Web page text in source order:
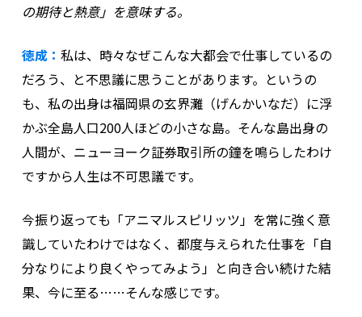
の期待と熱意」を意味する。
徳成： 私は、時々なぜこんな大都会で仕事しているの
だろう、と不思議に思うことがあります。というの
も、私の出身は福岡県の玄界灘（げんかいなだ）に浮
かぶ全島人口200人ほどの小さな島。そんな島出身の
人間が、ニューヨーク証券取引所の鐘を鳴らしたわけ
ですから人生は不可思議です。
今振り返っても「アニマルスピリッツ」を常に強く意
識していたわけではなく、都度与えられた仕事を「自
分なりにより良くやってみよう」と向き合い続けた結
果、今に至る……そんな感じです。